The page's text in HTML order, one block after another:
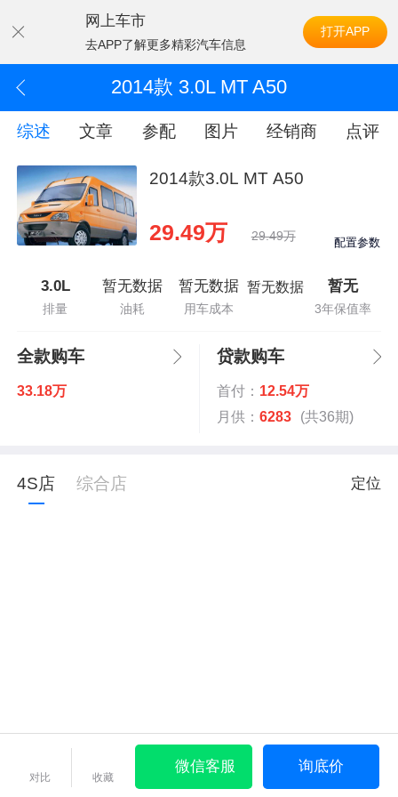
网上车市
去APP了解更多精彩汽车信息
打开APP
2014款 3.0L MT A50
综述 文章 参配 图片 经销商 点评
2014款3.0L MT A50
29.49万 29.49万 配置参数
3.0L
排量
暂无数据
油耗
暂无数据
用车成本
暂无数据 暂无
3年保值率
全款购车
33.18万
贷款购车
首付： 12.54万
月供： 6283 (共36期)
4S店 综合店 定位
对比 收藏
微信客服 询底价